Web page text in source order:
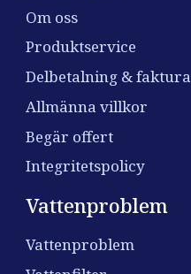
Om oss
Produktservice
Delbetalning & faktura
Allmänna villkor
Begär offert
Integritetspolicy
Vattenproblem
Vattenproblem